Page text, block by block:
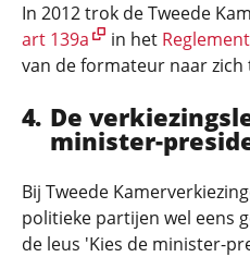
In 2012 trok de Tweede
art 139a
in het
van de formateur naar zich
De
minister-
Bij Tweede
politieke partijen wel eens
de leus 'Kies de minister-